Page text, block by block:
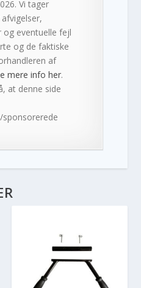
Vi tager
eventuelle fejl
og de faktiske
af
mere info her.
at denne side